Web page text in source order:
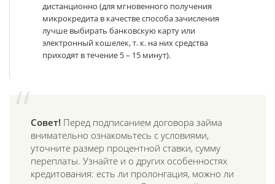
дистанционно (для мгновенного получения
микрокредита в качестве способа зачисления
лучше выбирать банковскую карту или
электронный кошелек, т. к. на них средства
приходят в течение 5 – 15 минут).
Совет! Перед подписанием договора займа
внимательно ознакомьтесь с условиями,
уточните размер процентной ставки, сумму
переплаты. Узнайте и о других особенностях
кредитования: есть ли пролонгация, можно ли